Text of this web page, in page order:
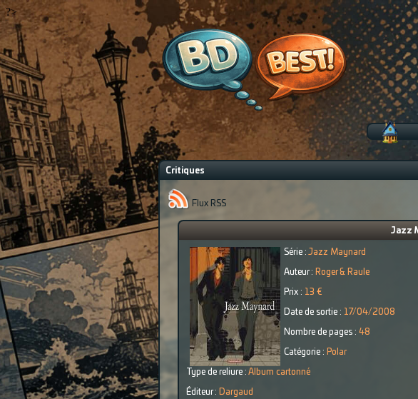
?>
Critiques
Flux RSS
Jazz
Série : Jazz Maynard
Auteur : Roger & Raule
Prix : 13 €
Date de sortie : 17/04/2008
Nombre de pages : 48
Catégorie : Polar
Type de reliure : Album cartonné
Éditeur : Dargaud